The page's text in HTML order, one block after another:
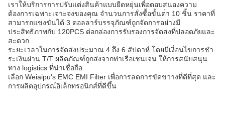
เราให้บริการการปรับแต่งสินค้าแบบยืดหยุ่นเพื่อตอบสนองความ
ต้องการเฉพาะเจาะจงของคุณ จํานวนการสั่งซื้อขั้นต่ํา 10 ชิ้น ราคาที่
สามารถแข่งขันได้ 3 ดอลลาร์บรรจุภัณฑ์ถูกจัดการอย่างมี
ประสิทธิภาพกับ 120PCS ต่อกล่องการรับรองการจัดส่งที่ปลอดภัยและ
สะดวก
ระยะเวลาในการจัดส่งประมาณ 4 ถึง 6 สัปดาห์ โดยมีเงื่อนไขการชํา
ระเงินผ่าน T/T ผลิตภัณฑ์ถูกส่งจากท่าเรือเชนเจน ให้การสนับสนุน
ทาง logistics ที่น่าเชื่อถือ
เลือก Weiaipu's EMC EMI Filter เพื่อการลดการขัดขวางที่ดีที่สุด และ
การผลิตอุปกรณ์อิเล็กทรอนิกส์ที่ดีขึ้น